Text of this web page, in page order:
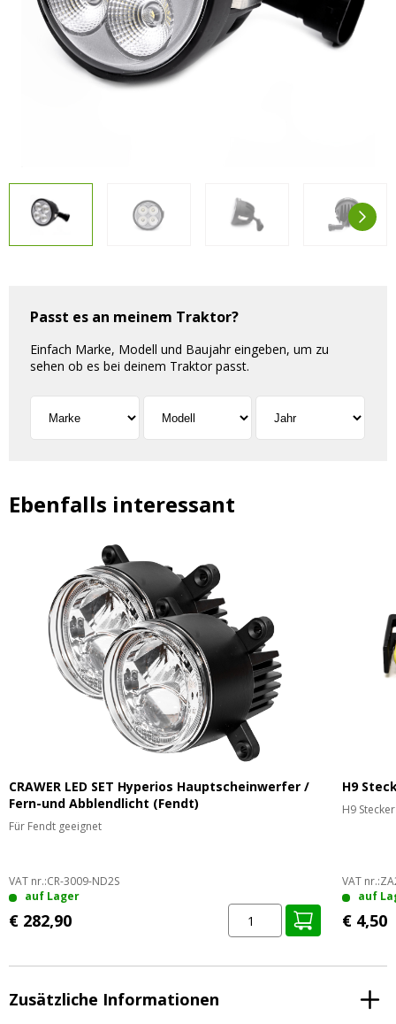
Sonstiges
Kostenlose Lichtplanung
FAQs – Häufig gestellte Fragen
Kontakt
Sonstiges
Kostenlose Lichtplanung
Alle anzeigen
Passt es an meinem Traktor?
Einfach Marke, Modell und Baujahr eingeben, um zu
sehen ob es bei deinem Traktor passt.
Ebenfalls interessant
CRAWER LED SET Hyperios Hauptscheinwerfer /
Fern-und Abblendlicht (Fendt)
Für Fendt geeignet
VAT nr.:CR-3009-ND2S
auf Lager
€ 282,90
H9
H9 Stecker
VAT nr.:
auf
€ 4,50
Zusätzliche Informationen